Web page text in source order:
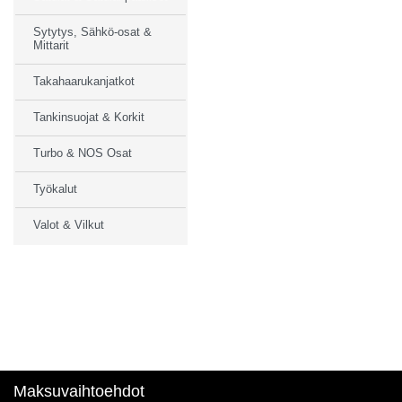
Sytytys, Sähkö-osat &
Mittarit
Takahaarukanjatkot
Tankinsuojat & Korkit
Turbo & NOS Osat
Työkalut
Valot & Vilkut
Maksuvaihtoehdot